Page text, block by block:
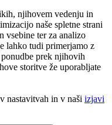
njihovem vedenju in
naše spletne strani
vsebine ter za analizo
lahko tudi primerjamo z
prek njihovih
storitve že uporabljate
nastavitvah in v naši izjavi